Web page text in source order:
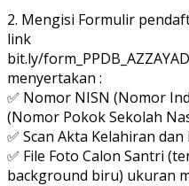
2. Mengisi Formulir
link
bit.ly/
menyertakan :
✅ Nomor NISN (Nomor
(Nomor Pokok Sekolah
✅ Scan Akta Kelahiran
✅ File Foto Calon Santri
background biru) ukuran